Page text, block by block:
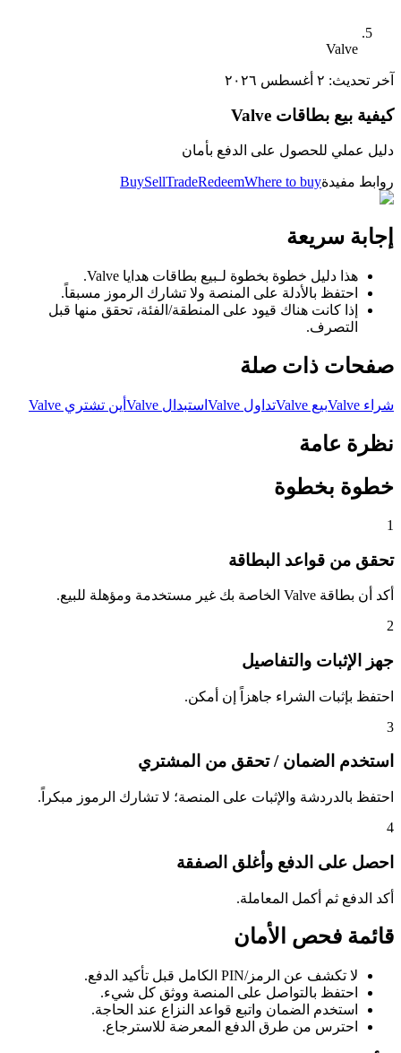
Valve
آخر تحديث: ٢ أغسطس ٢٠٢٦
كيفية بيع بطاقات Valve
دليل عملي للحصول على الدفع بأمان
روابط مفيدة BuySellTradeRedeemWhere to buy
إجابة سريعة
هذا دليل خطوة بخطوة لـبيع بطاقات هدايا Valve.
احتفظ بالأدلة على المنصة ولا تشارك الرموز مسبقاً.
إذا كانت هناك قيود على المنطقة/الفئة، تحقق منها قبل
التصرف.
صفحات ذات صلة
شراء Valve بيع Valve تداول Valve استبدال Valve أين تشتري Valve
نظرة عامة
خطوة بخطوة
1
تحقق من قواعد البطاقة
أكد أن بطاقة Valve الخاصة بك غير مستخدمة ومؤهلة للبيع.
2
جهز الإثبات والتفاصيل
احتفظ بإثبات الشراء جاهزاً إن أمكن.
3
استخدم الضمان / تحقق من المشتري
احتفظ بالدردشة والإثبات على المنصة؛ لا تشارك الرموز مبكراً.
4
احصل على الدفع وأغلق الصفقة
أكد الدفع ثم أكمل المعاملة.
قائمة فحص الأمان
لا تكشف عن الرمز/PIN الكامل قبل تأكيد الدفع.
احتفظ بالتواصل على المنصة ووثق كل شيء.
استخدم الضمان واتبع قواعد النزاع عند الحاجة.
احترس من طرق الدفع المعرضة للاسترجاع.